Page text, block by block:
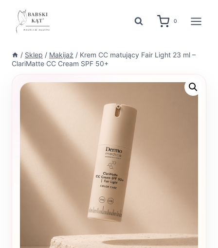
treści
0
/ Sklep / Makijaż / Krem CC matujący Fair Light 23 ml –
ClariMatte CC Cream SPF 50+